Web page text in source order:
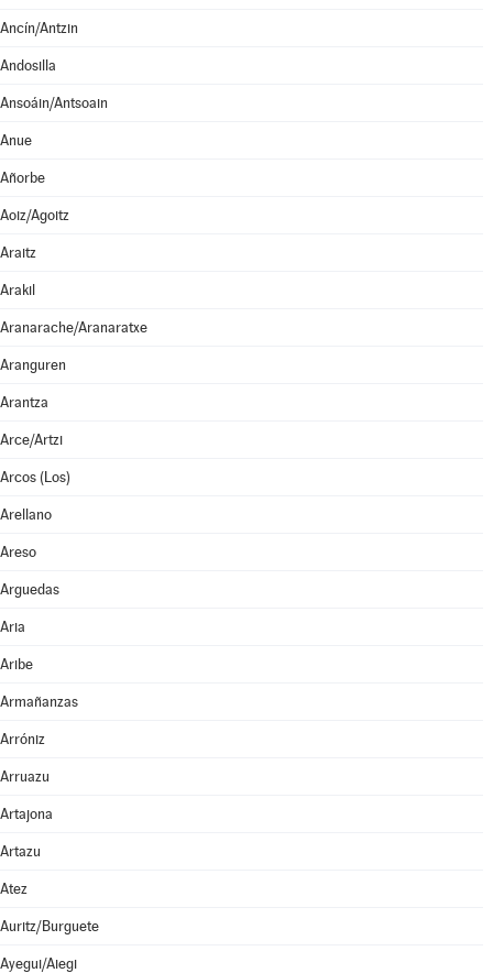
Ancín/Antzin
Andosilla
Ansoáin/Antsoain
Anue
Añorbe
Aoiz/Agoitz
Araitz
Arakil
Aranarache/Aranaratxe
Aranguren
Arantza
Arce/Artzi
Arcos (Los)
Arellano
Areso
Arguedas
Aria
Aribe
Armañanzas
Arróniz
Arruazu
Artajona
Artazu
Atez
Auritz/Burguete
Ayegui/Aiegi